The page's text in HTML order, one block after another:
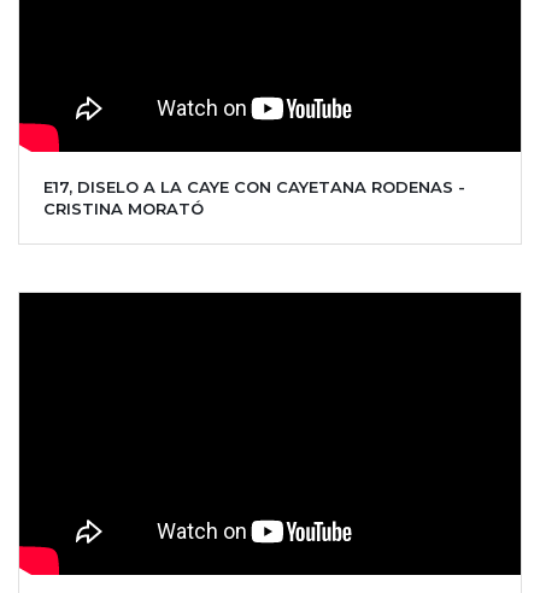
E17, DISELO A LA CAYE CON CAYETANA RODENAS -
CRISTINA MORATÓ